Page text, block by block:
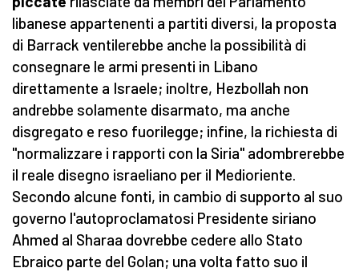
libanese appartenenti a partiti diversi, la proposta
di Barrack ventilerebbe anche la possibilità di
consegnare le armi presenti in Libano
direttamente a Israele; inoltre, Hezbollah non
andrebbe solamente disarmato, ma anche
disgregato e reso fuorilegge; infine, la richiesta di
"normalizzare i rapporti con la Siria" adombrerebbe
il reale disegno israeliano per il Medioriente.
Secondo alcune fonti, in cambio di supporto al suo
governo l'autoproclamatosi Presidente siriano
Ahmed al Sharaa dovrebbe cedere allo Stato
Ebraico parte del Golan; una volta fatto suo il